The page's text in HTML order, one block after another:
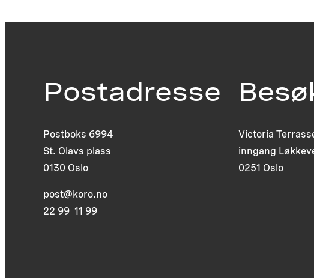
Postadresse
Postboks 6994
St. Olavs plass
0130 Oslo
post@koro.no
22 99 11 99
Victoria
inngang
0251 Oslo